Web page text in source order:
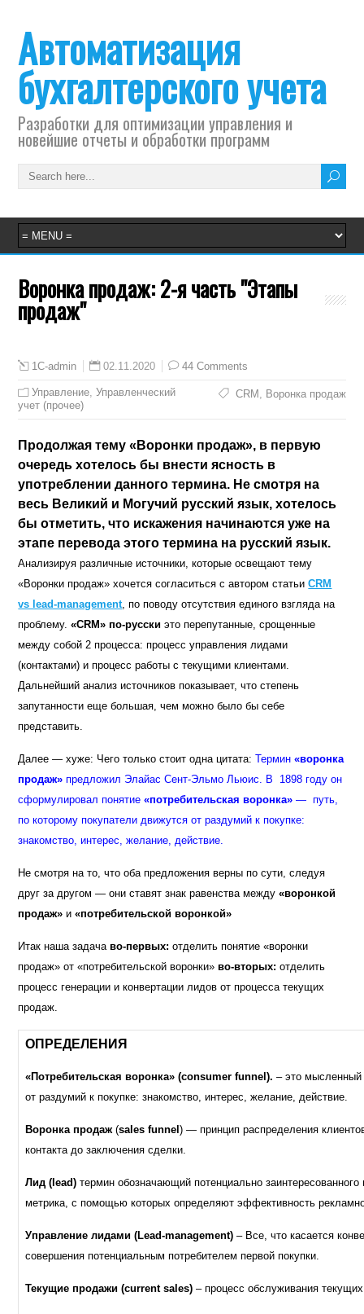
Автоматизация
бухгалтерского учета
Разработки для оптимизации управления и
новейшие отчеты и обработки программ
Воронка продаж: 2-я часть "Этапы
продаж"
1C-admin 02.11.2020 44 Comments
Управление,Управленческий
учет (прочее)
CRM , Воронка продаж
Продолжая тему «Воронки продаж», в первую
очередь хотелось бы внести ясность в
употреблении данного термина. Не смотря на
весь Великий и Могучий русский язык, хотелось
бы отметить, что искажения начинаются уже на
этапе перевода этого термина на русский язык.
Анализируя различные источники, которые освещают тему
«Воронки продаж» хочется согласиться с автором cтатьиCRM
vs lead-management, по поводу отсутствия единого взгляда на
проблему.«CRM» по-русски это перепутанные, срощенные
между собой 2 процесса: процесс управления лидами
(контактами) и процесс работы с текущими клиентами.
Дальнейший анализ источников показывает, что степень
запутанности еще большая, чем можно было бы себе
представить.
Далее — хуже: Чего только стоит одна цитата: Термин «воронка
продаж»предложил Элайас Сент-Эльмо Льюис. В 1898 году он
сформулировал понятие«потребительская воронка» — путь,
по которому покупатели движутся от раздумий к покупке:
знакомство, интерес, желание, действие.
Не смотря на то, что оба предложения верны по сути, следуя
друг за другом — они ставят знак равенства между«воронкой
продаж» и«потребительской воронкой»
Итак наша задачаво-первых: отделить понятие «воронки
продаж» от «потребительской воронки»во-вторых: отделить
процесс генерации и конвертации лидов от процесса текущих
продаж.
ОПРЕДЕЛЕНИЯ
«Потребительская воронка» (consumer funnel). – это мысленный
от раздумий к покупке: знакомство, интерес, желание, действие.
Воронка продаж(sales funnel) — принцип распределения
контакта до заключения сделки.
Лид ( lead) термин обозначающий потенциально
метрика, с помощью которых определяют эффективность
Управление лидами (Lead-management) – Все, что касается
совершения потенциальным потребителем первой покупки.
Текущие продажи (currentsales) – процесс обслуживания